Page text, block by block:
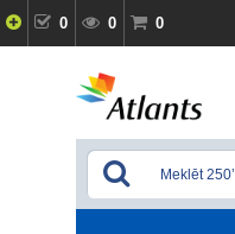
0 0 0